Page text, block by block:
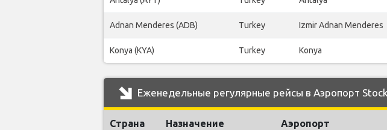
Adnan Menderes (ADB) Turkey Izmir Adnan Menderes
Konya (KYA) Turkey Konya
Еженедельные регулярные рейсы в Аэропорт
Страна Назначение Аэропорт